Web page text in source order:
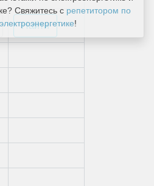
Свяжитесь с репетитором по
электроэнергетике!